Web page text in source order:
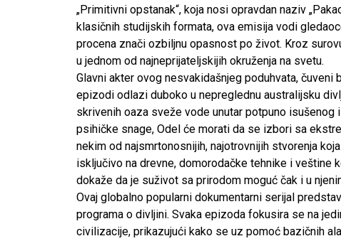
„Primitivni opstanak“, koja nosi opravdan naziv
klasičnih studijskih formata, ova emisija vodi
procena znači ozbiljnu opasnost po život. Kroz
u jednom od najneprijateljskijih okruženja na svetu.
Glavni akter ovog nesvakidašnjeg poduhvata,
epizodi odlazi duboko u nepreglednu australijsku
skrivenih oaza sveže vode unutar potpuno
psihičke snage, Odel će morati da se izbori sa
nekim od najsmrtonosnijih, najotrovnijih stvorenja
isključivo na drevne, domorodačke tehnike i veštine
dokaže da je suživot sa prirodom moguć čak i u
Ovaj globalno popularni dokumentarni serijal
programa o divljini. Svaka epizoda fokusira se na
civilizacije, prikazujući kako se uz pomoć bazičnih